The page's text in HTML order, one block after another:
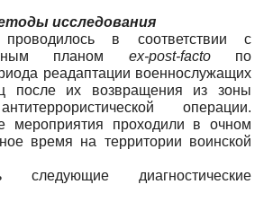
исследования
проводилось в соответствии с
планом ex-post-factoпо
реадаптации военнослужащих
после их возвращения из зоны
операции.
мероприятия проходили в очном
время на территории воинской
следующие диагностические